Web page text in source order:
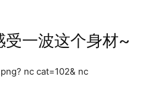
受一波这个身材~